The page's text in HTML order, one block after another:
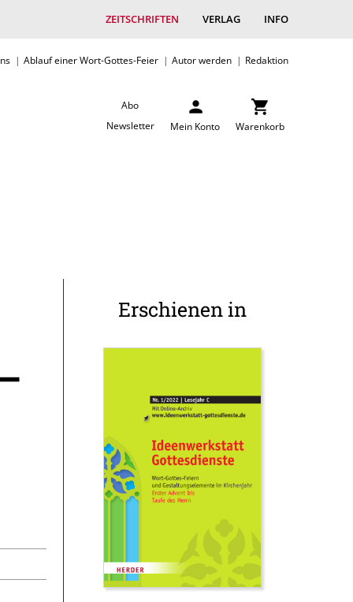
ZEITSCHRIFTEN VERLAG INFO
Ablauf einer Wort-Gottes-Feier Autor werden Redaktion
Abo
Newsletter
Mein Konto Warenkorb
Erschienen in